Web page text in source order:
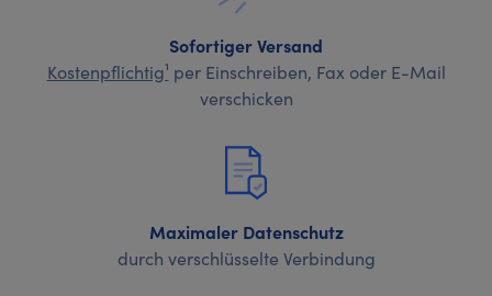
Sofortiger Versand
Kostenpflichtig¹ per Einschreiben, Fax oder E-Mail
verschicken
Maximaler Datenschutz
durch verschlüsselte Verbindung